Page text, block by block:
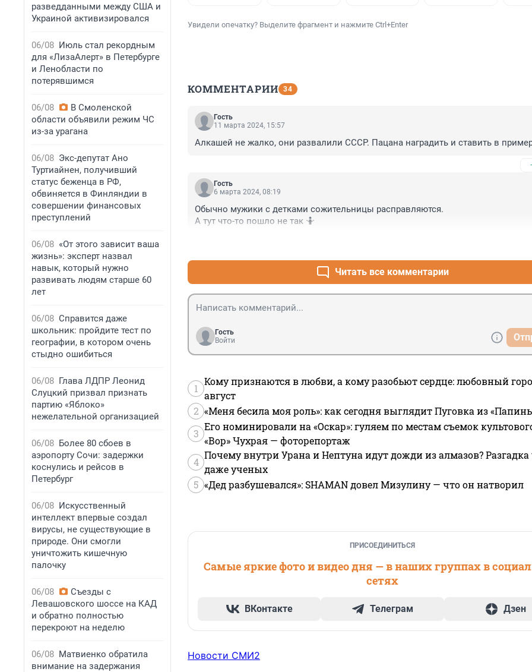
разведданными между США и
Украиной активизировался
06/08 Июль стал рекордным
для «ЛизаАлерт» в Петербурге
и Ленобласти по
потерявшимся
06/08
В Смоленской
области объявили режим ЧС
из-за урагана
06/08 Экс-депутат Ано
Туртиайнен, получивший
статус беженца в РФ,
обвиняется в Финляндии в
совершении финансовых
преступлений
06/08 «От этого зависит ваша
жизнь»: эксперт назвал
навык, который нужно
развивать людям старше 60
лет
06/08 Справится даже
школьник: пройдите тест по
географии, в котором очень
стыдно ошибиться
06/08 Глава ЛДПР Леонид
Слуцкий призвал признать
партию «Яблоко»
нежелательной организацией
06/08 Более 80 сбоев в
аэропорту Сочи: задержки
коснулись и рейсов в
Петербург
06/08 Искусственный
интеллект впервые создал
вирусы, не существующие в
природе. Они смогли
уничтожить кишечную
палочку
06/08
Съезды с
Левашовского шоссе на КАД
и обратно полностью
перекроют на неделю
06/08 Матвиенко обратила
внимание на задержания
Увидели опечатку? Выделите фрагмент и нажмите Ctrl+Enter
КОММЕНТАРИИ 34
Гость
11 марта 2024, 15:57
Алкашей не жалко, они развалили СССР. Пацана наградить и ставить в
Гость
6 марта 2024, 08:19
Обычно мужики с детками сожительницы расправляются.
А тут что-то пошло не так 🤷
Читать все комментарии
Гость
Войти
1
Кому признаются в любви, а кому разобьют сердце: любовный
август
2 «Меня бесила моя роль»: как сегодня выглядит Пуговка из
3
Его номинировали на «Оскар»: гуляем по местам съемок
«Вор» Чухрая — фоторепортаж
4
Почему внутри Урана и Нептуна идут дожди из алмазов?
даже ученых
5 «Дед разбушевался»: SHAMAN довел Мизулину — что он натворил
ПРИСОЕДИНИТЬСЯ
Самые яркие фото и видео дня — в наших группах в
сетях
ВКонтакте Телеграм Дзен
Новости СМИ2